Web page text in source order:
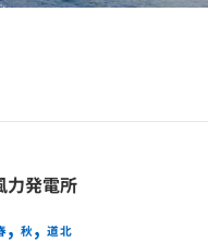
力発電所
秋 道北